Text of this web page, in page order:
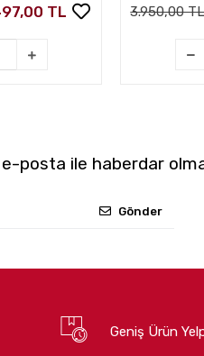
TL 3.950,00
posta ile haberdar
Gönder
Geniş Ürün